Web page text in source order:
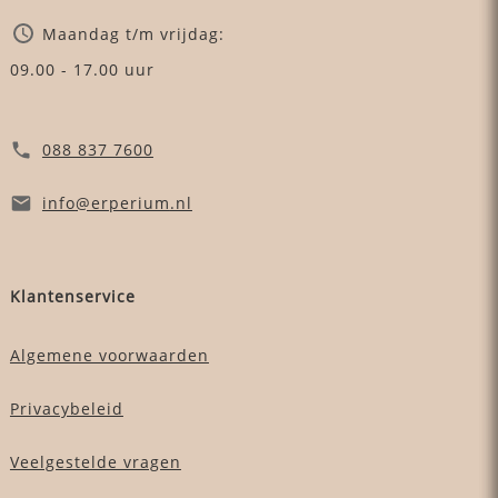
Maandag t/m vrijdag:
09.00 - 17.00 uur
088 837 7600
info@erperium.nl
Klantenservice
Algemene voorwaarden
Privacybeleid
Veelgestelde vragen